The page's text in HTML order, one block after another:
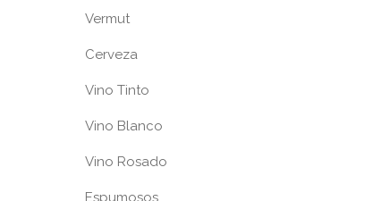
Vermut
Cerveza
Vino Tinto
Vino Blanco
Vino Rosado
Espumosos